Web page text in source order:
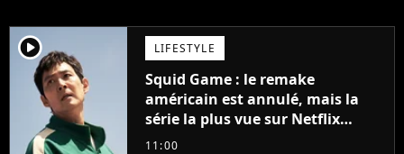
player2 LIFESTYLE
Squid Game : le remake
américain est annulé, mais la
série la plus vue sur Netflix
pourrait avoir une version
11:00